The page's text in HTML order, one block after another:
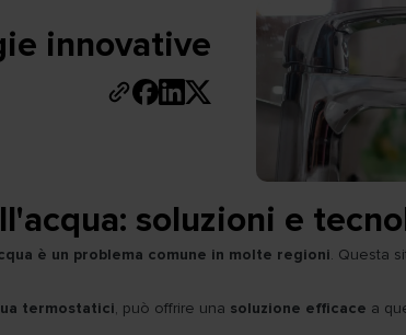
innovative
soluzioni e
è un problema comune in molte regioni. Questa
termostatici, può offrire una soluzione efficace a